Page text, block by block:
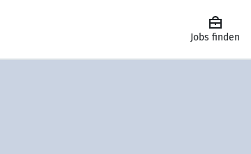
Jobs finden